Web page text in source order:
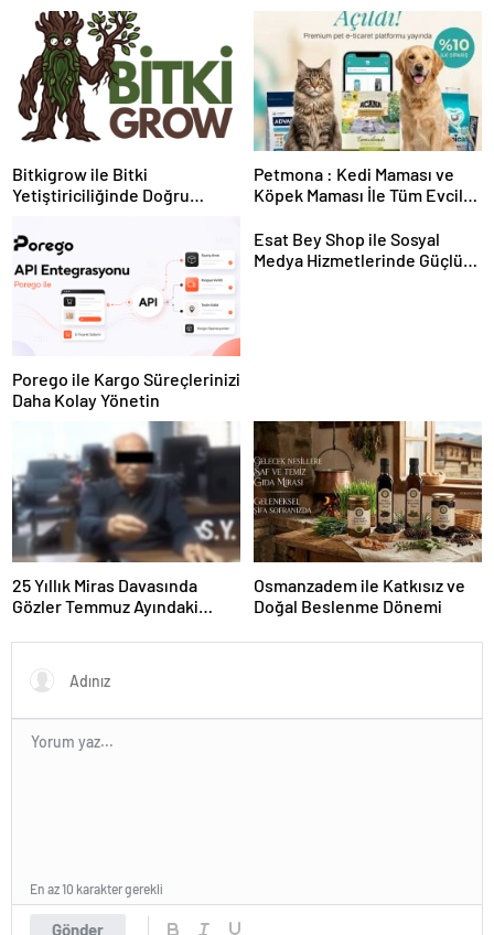
Bitkigrow ile Bitki
Yetiştiriciliğinde Doğru
Petmona : Kedi Maması ve
Köpek Maması İle Tüm Evcil
Porego ile Kargo Süreçlerinizi
Daha Kolay Yönetin
Esat Bey Shop ile Sosyal
Medya Hizmetlerinde Güçlü
25 Yıllık Miras Davasında
Gözler Temmuz Ayındaki
Osmanzadem ile Katkısız ve
Doğal Beslenme Dönemi
Gönder
En az 10 karakter gerekli